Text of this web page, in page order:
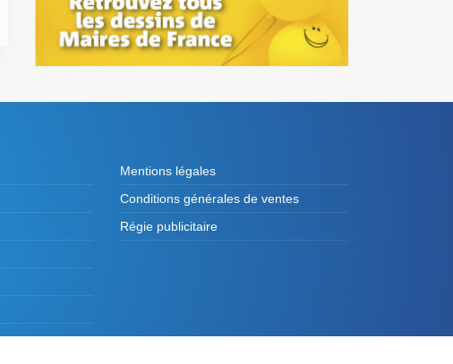
Mentions légales
Conditions générales de ventes
Régie publicitaire